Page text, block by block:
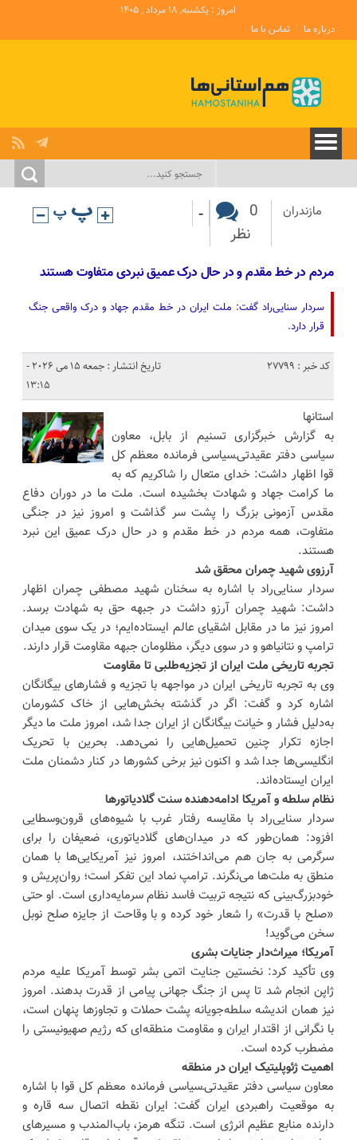
امروز : یکشنبه, ۱۸ مرداد , ۱۴۰۵
درباره ما
تماس با ما
مازندران
0
نظر
-
مردم در خط مقدم و در حال درک عمیق نبردی متفاوت هستند
سردار سنایی‌راد گفت: ملت ایران در خط مقدم جهاد و درک واقعی جنگ
قرار دارد.
کد خبر : 27799
تاریخ انتشار : جمعه 15 می 2026 -
13:15
استانها
به گزارش خبرگزاری تسنیم از بابل، معاون
سیاسی دفتر عقیدتی‌ـ‌سیاسی فرمانده معظم کل
قوا اظهار داشت: خدای متعال را شاکریم که به
ما کرامت جهاد و شهادت بخشیده است. ملت ما در دوران دفاع
مقدس آزمونی بزرگ را پشت سر گذاشت و امروز نیز در جنگی
متفاوت، همه مردم در خط مقدم و در حال درک عمیق این نبرد
هستند.
آرزوی شهید چمران محقق شد
سردار سنایی‌راد با اشاره به سخنان شهید مصطفی چمران اظهار
داشت: شهید چمران آرزو داشت در جبهه حق به شهادت برسد.
امروز نیز ما در مقابل اشقیای عالم ایستاده‌ایم؛ در یک سوی میدان
ترامپ و نتانیاهو و در سوی دیگر، مظلومان جبهه مقاومت قرار دارند.
تجربه تاریخی ملت ایران از تجزیه‌طلبی تا مقاومت
وی به تجربه تاریخی ایران در مواجهه با تجزیه و فشارهای بیگانگان
اشاره کرد و گفت: اگر در گذشته بخش‌هایی از خاک کشورمان
به‌دلیل فشار و خیانت بیگانگان از ایران جدا شد، امروز ملت ما دیگر
اجازه تکرار چنین تحمیل‌هایی را نمی‌دهد. بحرین با تحریک
انگلیسی‌ها جدا شد و اکنون نیز برخی کشورها در کنار دشمنان ملت
ایران ایستاده‌اند.
نظام سلطه و آمریکا ادامه‌دهنده سنت گلادیاتورها
سردار سنایی‌راد با مقایسه رفتار غرب با شیوه‌های قرون‌وسطایی
افزود: همان‌طور که در میدان‌های گلادیاتوری، ضعیفان را برای
سرگرمی به جان هم می‌انداختند، امروز نیز آمریکایی‌ها با همان
منطق به ملت‌ها می‌نگرند. ترامپ نماد این تفکر است؛ روان‌پریش و
خودبزرگ‌بینی که نتیجه تربیت فاسد نظام سرمایه‌داری است. او حتی
«صلح با قدرت» را شعار خود کرده و با وقاحت از جایزه صلح نوبل
سخن می‌گوید!
آمریکا؛ میراث‌دار جنایات بشری
وی تأکید کرد: نخستین جنایت اتمی بشر توسط آمریکا علیه مردم
ژاپن انجام شد تا پس از جنگ جهانی پیامی از قدرت بدهند. امروز
نیز همان اندیشه سلطه‌جویانه پشت حملات و تجاوزها پنهان است،
با نگرانی از اقتدار ایران و مقاومت منطقه‌ای که رژیم صهیونیستی را
مضطرب کرده است.
اهمیت ژئوپلیتیک ایران در منطقه
معاون سیاسی دفتر عقیدتی‌ـ‌سیاسی فرمانده معظم کل قوا با اشاره
به موقعیت راهبردی ایران گفت: ایران نقطه اتصال سه قاره و
دارنده منابع عظیم انرژی است. تنگه هرمز، باب‌المندب و مسیرهای